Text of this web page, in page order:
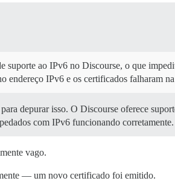
suporte ao IPv6 no Discourse, o que
IPv6 e os certificados falharam
depurar isso. O Discourse oferece
com IPv6 funcionando
vago.
— um novo certificado foi emitido.